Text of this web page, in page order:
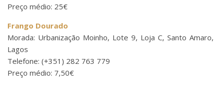
Preço médio: 25€
Frango Dourado
Morada: Urbanização Moinho, Lote 9, Loja C, Santo Amaro,
Lagos
Telefone: (+351) 282 763 779
Preço médio: 7,50€